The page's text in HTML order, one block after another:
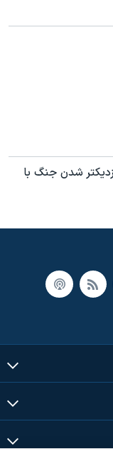
شدن جنگ با